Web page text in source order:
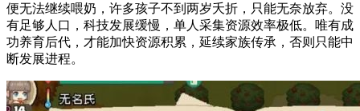
便无法继续喂奶，许多孩子不到两岁夭折，只能无奈放弃。没
有足够人口，科技发展缓慢，单人采集资源效率极低。唯有成
功养育后代，才能加快资源积累，延续家族传承，否则只能中
断发展进程。